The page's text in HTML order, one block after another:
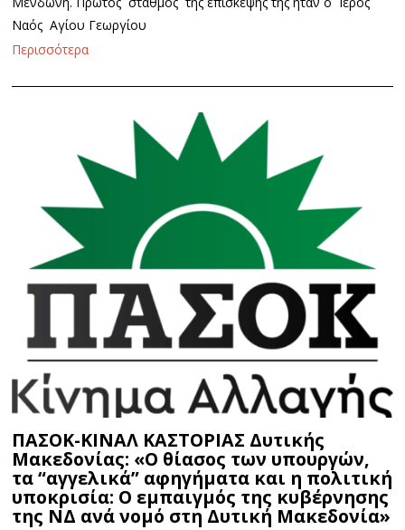
Ναός Αγίου Γεωργίου
Περισσότερα
ΠΑΣΟΚ-ΚΙΝΑΛ ΚΑΣΤΟΡΙΑΣ Δυτικής
Μακεδονίας: «Ο θίασος των υπουργών,
τα “αγγελικά” αφηγήματα και η πολιτική
υποκρισία: Ο εμπαιγμός της κυβέρνησης
της ΝΔ ανά νομό στη Δυτική Μακεδονία»